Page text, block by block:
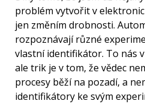
problém vytvořit v
jen změním drobnosti.
rozpoznávají různé
vlastní identifikátor. To nás
ale trik je v tom, že vědec
procesy běží na pozadí, a
identifikátory ke svým